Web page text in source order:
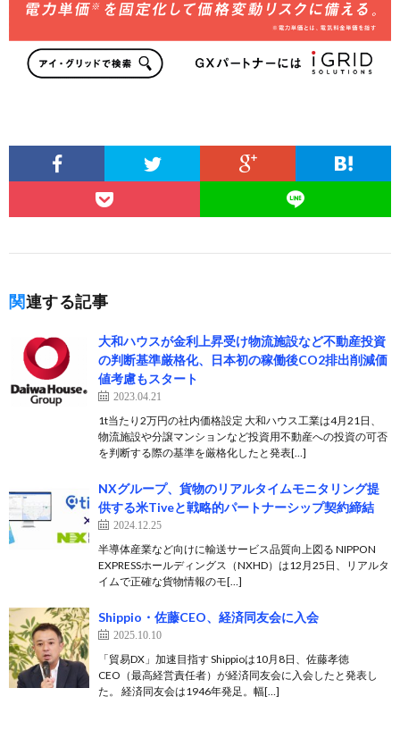
関連する記事
大和ハウスが金利上昇受け物流施設など不動産投資
の判断基準厳格化、日本初の稼働後CO2排出削減価
値考慮もスタート
2023.04.21
1t当たり2万円の社内価格設定 大和ハウス工業は4月21日、
物流施設や分譲マンションなど投資用不動産への投資の可否
を判断する際の基準を厳格化したと発表[…]
NXグループ、貨物のリアルタイムモニタリング提
供する米Tiveと戦略的パートナーシップ契約締結
2024.12.25
半導体産業など向けに輸送サービス品質向上図る NIPPON
EXPRESSホールディングス（NXHD）は12月25日、リアルタ
イムで正確な貨物情報のモ[…]
Shippio・佐藤CEO、経済同友会に入会
2025.10.10
「貿易DX」加速目指す Shippioは10月8日、佐藤孝徳
CEO（最高経営責任者）が経済同友会に入会したと発表し
た。 経済同友会は1946年発足。幅[…]